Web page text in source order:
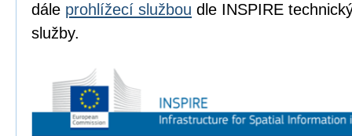
dále prohlížecí službou dle INSPIRE
služby.